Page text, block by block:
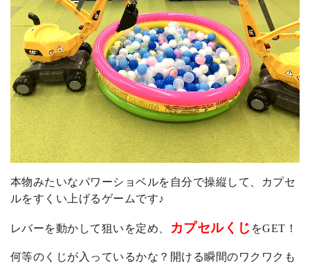
本物みたいなパワーショベルを自分で操縦して、カプセ
ルをすくい上げるゲームです♪
レバーを動かして狙いを定め、 カプセルくじ をGET！
何等のくじが入っているかな？開ける瞬間のワクワクも